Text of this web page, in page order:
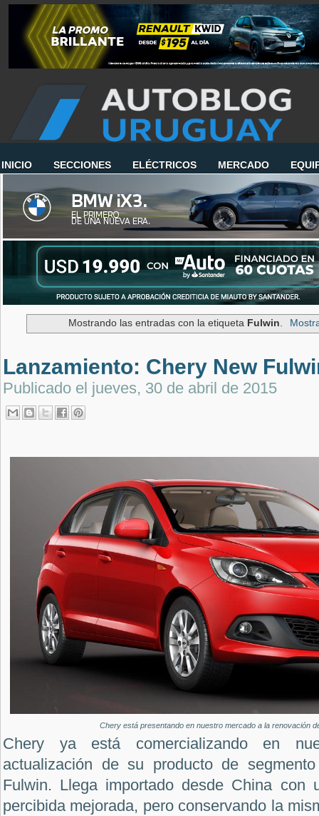
INICIO SECCIONES ELÉCTRICOS MERCADO
Mostrando las entradas con la etiqueta Fulwin.
Lanzamiento: Chery New
Publicado el jueves, 30 de abril de 2015
Chery está presentando en nuestro mercado a la renovación
Chery ya está comercializando en
actualización de su producto de
Fulwin. Llega importado desde China con
percibida mejorada, pero conservando la